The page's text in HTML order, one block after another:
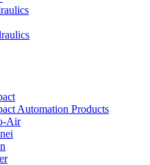
Automation Products
Air